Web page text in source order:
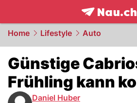
frontpage.
Home Lifestyle Auto
Günstige
Frühling kann
Daniel Huber